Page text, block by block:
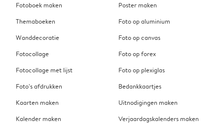
Fotoboek maken
Themaboeken
Wanddecoratie
Fotocollage
Fotocollage met lijst
Foto’s afdrukken
Kaarten maken
Kalender maken
Poster maken
Foto op aluminium
Foto op canvas
Foto op forex
Foto op plexiglas
Bedankkaartjes
Uitnodigingen maken
Verjaardagskalenders maken